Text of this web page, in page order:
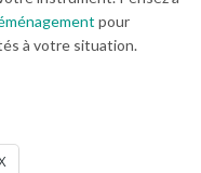
pour
à votre situation.